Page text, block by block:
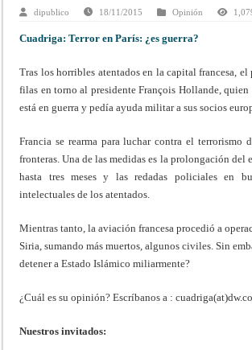
dipublico 18/11/2015 Opinión
Cuadriga: Terror en París: ¿es guerra?
Tras los horribles atentados en la capital francesa, el
filas en torno al presidente François Hollande, quien
está en guerra y pedía ayuda militar a sus socios
Francia se rearma para luchar contra el terrorismo
fronteras. Una de las medidas es la prolongación del
hasta tres meses y las redadas policiales en
intelectuales de los atentados.
Mientras tanto, la aviación francesa procedió a
Siria, sumando más muertos, algunos civiles. Sin
detener a Estado Islámico miliarmente?
¿Cuál es su opinión? Escríbanos a :
Nuestros invitados: